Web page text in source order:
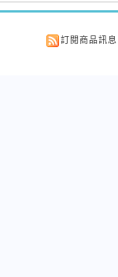
訂閱商品訊息